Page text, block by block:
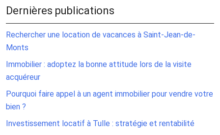
Dernières publications
Rechercher une location de vacances à Saint-Jean-de-
Monts
Immobilier : adoptez la bonne attitude lors de la visite
acquéreur
Pourquoi faire appel à un agent immobilier pour vendre votre
bien ?
Investissement locatif à Tulle : stratégie et rentabilité